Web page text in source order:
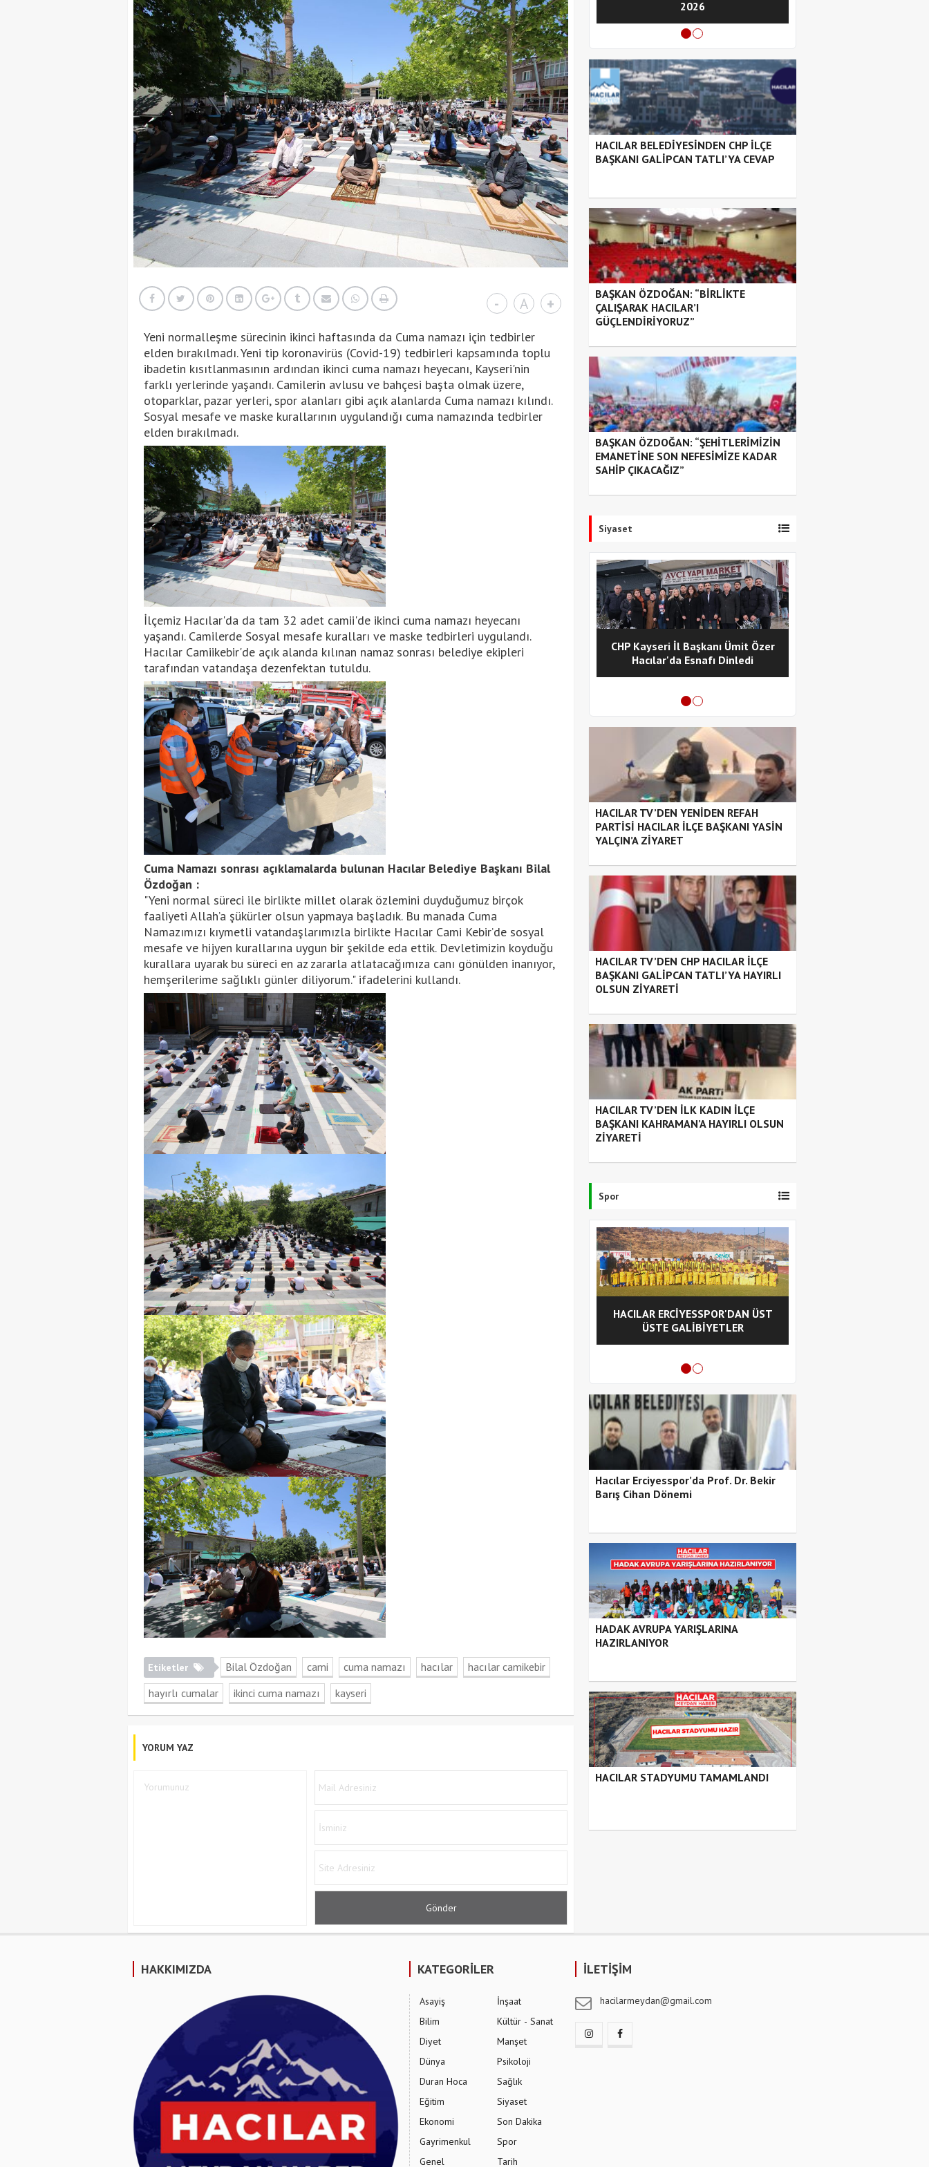
- A +
Yeni normalleşme sürecinin ikinci haftasında da Cuma namazı için tedbirler
elden bırakılmadı. Yeni tip koronavirüs (Covid-19) tedbirleri kapsamında toplu
ibadetin kısıtlanmasının ardından ikinci cuma namazı heyecanı, Kayseri'nin
farklı yerlerinde yaşandı. Camilerin avlusu ve bahçesi başta olmak üzere,
otoparklar, pazar yerleri, spor alanları gibi açık alanlarda Cuma namazı kılındı.
Sosyal mesafe ve maske kurallarının uygulandığı cuma namazında tedbirler
elden bırakılmadı.
İlçemiz Hacılar'da da tam 32 adet camii'de ikinci cuma namazı heyecanı
yaşandı. Camilerde Sosyal mesafe kuralları ve maske tedbirleri uygulandı.
Hacılar Camiikebir'de açık alanda kılınan namaz sonrası belediye ekipleri
tarafından vatandaşa dezenfektan tutuldu.
Cuma Namazı sonrası açıklamalarda bulunan Hacılar Belediye Başkanı Bilal
Özdoğan :
"Yeni normal süreci ile birlikte millet olarak özlemini duyduğumuz birçok
faaliyeti Allah’a şükürler olsun yapmaya başladık. Bu manada Cuma
Namazımızı kıymetli vatandaşlarımızla birlikte Hacılar Cami Kebir’de sosyal
mesafe ve hijyen kurallarına uygun bir şekilde eda ettik. Devletimizin koyduğu
kurallara uyarak bu süreci en az zararla atlatacağımıza canı gönülden inanıyor,
hemşerilerime sağlıklı günler diliyorum." ifadelerini kullandı.
Etiketler Bilal Özdoğan cami cuma namazı hacılar
hacılar camikebir
hayırlı cumalar
ikinci cuma namazı kayseri
YORUM YAZ
2026
HACILAR BELEDİYESİNDEN CHP İLÇE
BAŞKANI GALİPCAN TATLI’YA CEVAP
BAŞKAN ÖZDOĞAN: “BİRLİKTE
ÇALIŞARAK HACILAR’I
GÜÇLENDİRİYORUZ”
BAŞKAN ÖZDOĞAN: “ŞEHİTLERİMİZİN
EMANETİNE SON NEFESİMİZE KADAR
SAHİP ÇIKACAĞIZ”
Siyaset
CHP Kayseri İl Başkanı Ümit Özer
Hacılar'da Esnafı Dinledi
1 2
HACILAR TV’DEN YENİDEN REFAH
PARTİSİ HACILAR İLÇE BAŞKANI YASİN
YALÇIN’A ZİYARET
HACILAR TV’DEN CHP HACILAR İLÇE
BAŞKANI GALİPCAN TATLI’YA HAYIRLI
OLSUN ZİYARETİ
HACILAR TV’DEN İLK KADIN İLÇE
BAŞKANI KAHRAMAN’A HAYIRLI OLSUN
ZİYARETİ
Spor
HACILAR ERCİYESSPOR'DAN ÜST
ÜSTE GALİBİYETLER
1 2
Hacılar Erciyesspor’da Prof. Dr. Bekir
Barış Cihan Dönemi
HADAK AVRUPA YARIŞLARINA
HAZIRLANIYOR
HACILAR STADYUMU TAMAMLANDI
HAKKIMIZDA KATEGORİLER
Asayiş
Bilim
Diyet
Dünya
Duran Hoca
Eğitim
Ekonomi
Gayrimenkul
Genel
İnşaat
Kültür - Sanat
Manşet
Psikoloji
Sağlık
Siyaset
Son Dakika
Spor
Tarih
İLETİŞİM
hacilarmeydan@gmail.com